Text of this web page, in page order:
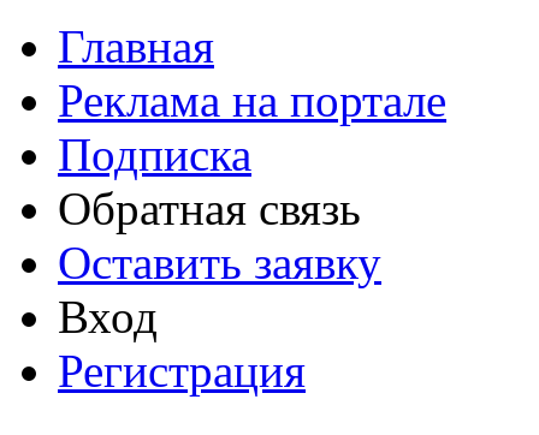
Главная
Реклама на портале
Подписка
Обратная связь
Оставить заявку
Вход
Регистрация